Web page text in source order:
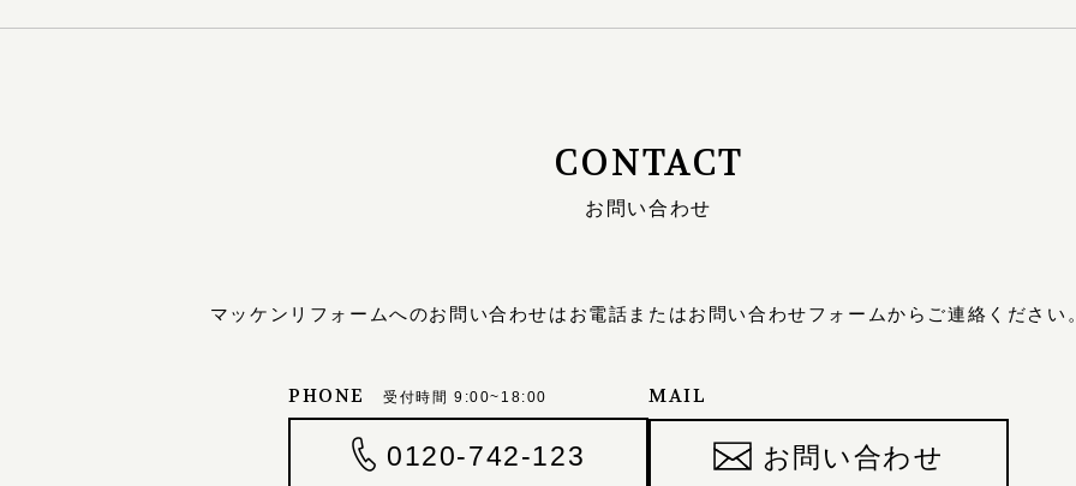
CONTACT
お問い合わせ
マッケンリフォームへのお問い合わせは お電話またはお問い合わせフォームからご連絡ください
PHONE 受付時間 9:00~18:00
0120-742-123
MAIL
お問い合わせ